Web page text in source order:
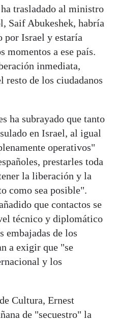
trasladado al ministro
Saif Abukeshek, habría
por Israel y estaría
momentos a ese país.
inmediata,
resto de los ciudadanos
ha subrayado que tanto
en Israel, al igual
operativos"
prestarles toda
la liberación y la
como sea posible".
que contactos se
técnico y diplomático
embajadas de los
a exigir que "se
y los
Cultura, Ernest
de "secuestro" la